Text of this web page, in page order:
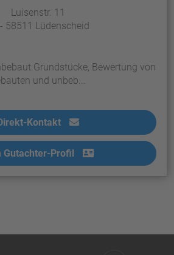
Luisenstr. 11
- 58511 Lüdenscheid
Bewertung von
und unbeb...
Kontakt
Gutachter-Profil